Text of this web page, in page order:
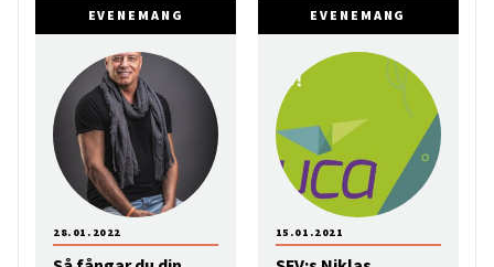
EVENEMANG
28.01.2022
EVENEMANG
15.01.2021